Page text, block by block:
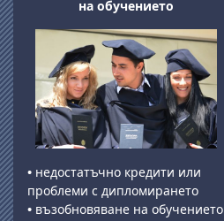
на обучението
• недостатъчно кредити или
проблеми с дипломирането
• възобновяване на обучението